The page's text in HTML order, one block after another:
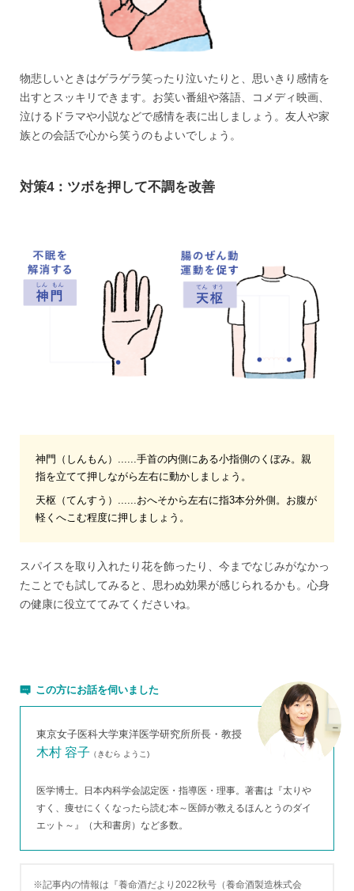
物悲しいときはゲラゲラ笑ったり泣いたりと、思いきり感情を
出すとスッキリできます。お笑い番組や落語、コメディ映画、
泣けるドラマや小説などで感情を表に出しましょう。友人や家
族との会話で心から笑うのもよいでしょう。
対策4：ツボを押して不調を改善
神門（しんもん）......手首の内側にある小指側のくぼみ。親
指を立てて押しながら左右に動かしましょう。
天枢（てんすう）......おへそから左右に指3本分外側。お腹が
軽くへこむ程度に押しましょう。
スパイスを取り入れたり花を飾ったり、今までなじみがなかっ
たことでも試してみると、思わぬ効果が感じられるかも。心身
の健康に役立ててみてくださいね。
この方にお話を伺いました
東京女子医科大学東洋医学研究所所長・教授
木村 容子 （きむら ようこ)
医学博士。日本内科学会認定医・指導医・理事。著書は『太りや
すく、痩せにくくなったら読む本～医師が教えるほんとうのダイ
エット～』（大和書房）など多数。
※記事内の情報は『養命酒だより2022秋号（養命酒製造株式会